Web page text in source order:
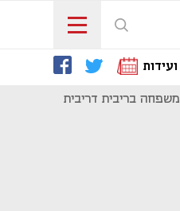
ועידות
משפחה בריבית דריבית